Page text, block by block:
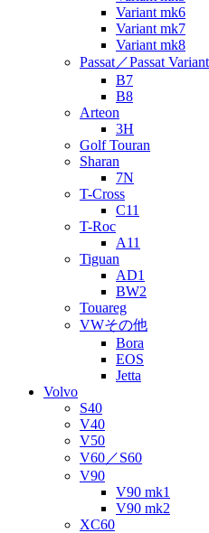
Variant mk6
Variant mk7
Variant mk8
Passat／Passat Variant
B7
B8
Arteon
3H
Golf Touran
Sharan
7N
T-Cross
C11
T-Roc
A11
Tiguan
AD1
BW2
Touareg
VWその他
Bora
EOS
Jetta
Volvo
S40
V40
V50
V60／S60
V90
V90 mk1
V90 mk2
XC60